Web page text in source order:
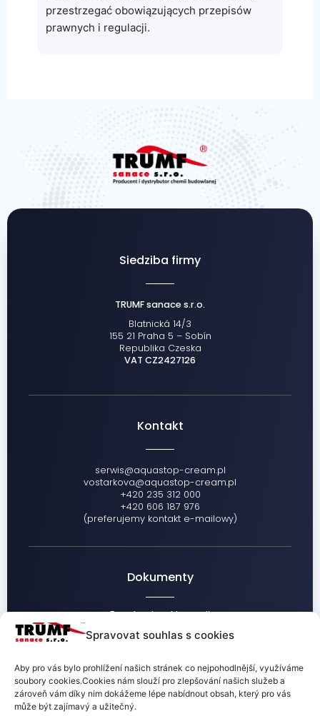
Spravovat souhlas s cookies
Aby pro vás bylo prohlížení našich stránek co nejpohodlnější, využíváme
soubory cookies.Cookies nám slouží pro zlepšování našich služeb a
zároveň vám díky nim dokážeme lépe nabídnout obsah, který pro vás
může být zajímavý a užitečný.
przestrzegać obowiązujących przepisów
prawnych i regulacji.
Siedziba firmy
TRUMF sanace s.r.o.
Blatnická 14/3
155 21 Praha 5 – Sobín
Republika Czeska
VAT CZ2427126
Kontakt
serwis@aquastop-cream.pl
vostarkova@aquastop-cream.pl
+420 235 312 000
+420 606 187 976
(preferujemy kontakt e-mailowy)
Dokumenty
Regulamin reklamacji
Informacje dot. przetwarzania danych osobowych